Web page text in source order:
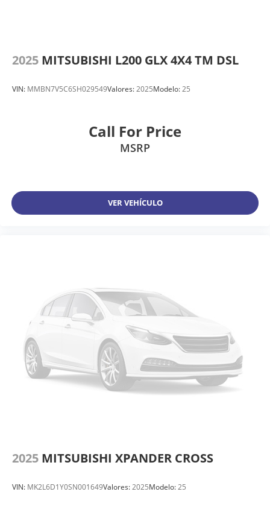
2025 MITSUBISHI L200 GLX 4X4 TM DSL
VIN: MMBN7V5C6SH029549Valores:2025Modelo:25
Call For Price
MSRP
VER VEHÍCULO
2025 MITSUBISHI XPANDER CROSS
VIN: MK2L6D1Y0SN001649Valores:2025Modelo:25